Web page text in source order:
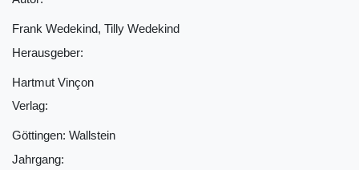
Frank Wedekind, Tilly Wedekind
Herausgeber:
Hartmut Vinçon
Verlag:
Göttingen: Wallstein
Jahrgang: